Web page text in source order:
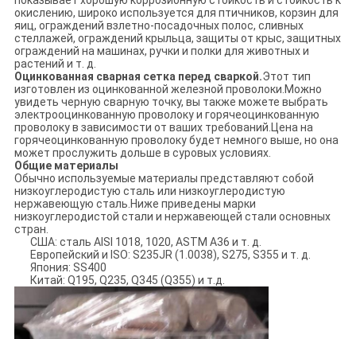
окислению, широко используется для птичников, корзин для
яиц, ограждений взлетно-посадочных полос, сливных
стеллажей, ограждений крыльца, защиты от крыс, защитных
ограждений на машинах, ручки и полки для животных и
растений и т. д.
Оцинкованная сварная сетка перед сваркой.Этот тип
изготовлен из оцинкованной железной проволоки.Можно
увидеть черную сварную точку, вы также можете выбрать
электрооцинкованную проволоку и горячеоцинкованную
проволоку в зависимости от ваших требований.Цена на
горячеоцинкованную проволоку будет немного выше, но она
может прослужить дольше в суровых условиях.
Общие материалы
Обычно используемые материалы представляют собой
низкоуглеродистую сталь или низкоуглеродистую
нержавеющую сталь.Ниже приведены марки
низкоуглеродистой стали и нержавеющей стали основных
стран.
США: сталь AISI 1018, 1020, ASTM A36 и т. д.
Европейский и ISO: S235JR (1.0038), S275, S355 и т. д.
Япония: SS400
Китай: Q195, Q235, Q345 (Q355) и т.д.